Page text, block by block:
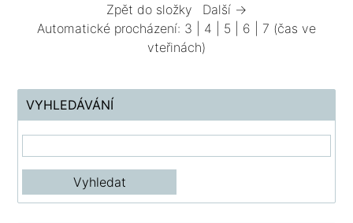
Zpět do složky
Další →
Automatické procházení: 3 4 5 6 7 (čas ve
vteřinách)
VYHLEDÁVÁNÍ